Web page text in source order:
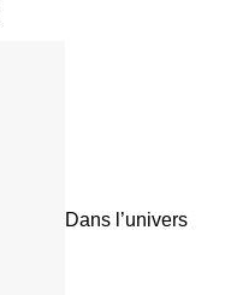
Dans l’univers